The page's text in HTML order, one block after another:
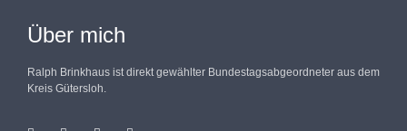
Über mich
Ralph Brinkhaus ist direkt gewählter Bundestagsabgeordneter aus dem
Kreis Gütersloh.